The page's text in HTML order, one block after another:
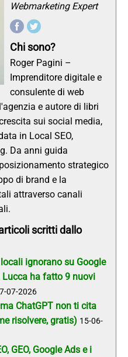
Webmarketing Expert
Chi sono?
Roger Pagini –
Imprenditore digitale e
consulente di web
e autore di libri
sui social media,
in Local SEO,
Da anni guida
strategico
di brand e la
attraverso canali
scritti dallo
ignorano su Google
Lucca ha fatto 9 nuovi
07-2026
ChatGPT non ti cita
risolvere, gratis) 15-06-
GEO, Google Ads e i